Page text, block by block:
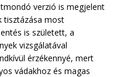
verzió is megjelent
tisztázása most
is született, a
vizsgálatával
érzékennyé, mert
vádakhoz és magas